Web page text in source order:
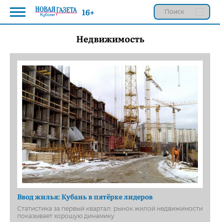
Недвижимость
Ввод жилья: Кубань в пятёрке лидеров
Статистика за первый квартал: рынок жилой недвижимости
показывает хорошую динамику
16+